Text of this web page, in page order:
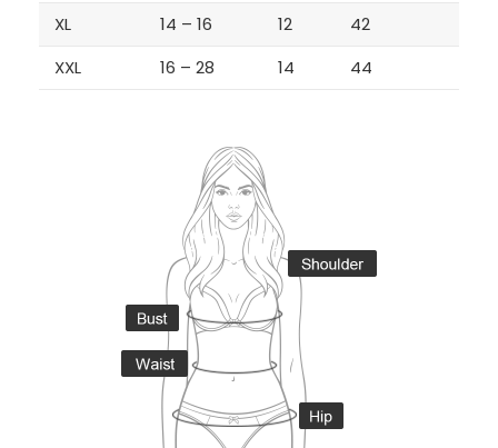
XL
14 – 16 12
42
XXL
16 – 28 14 44